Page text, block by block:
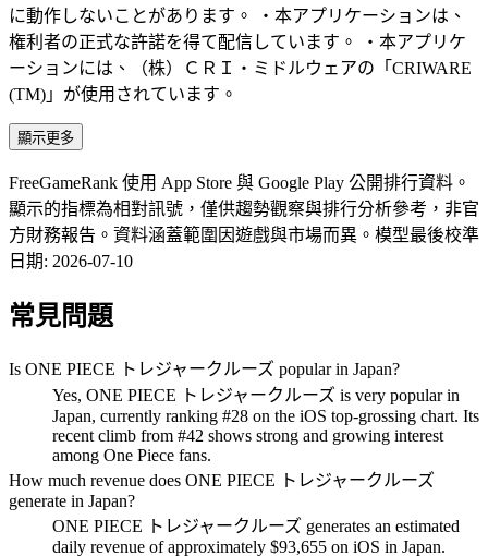
に動作しないことがあります。 ・本アプリケーションは、
権利者の正式な許諾を得て配信しています。 ・本アプリケ
ーションには、（株）ＣＲＩ・ミドルウェアの「CRIWARE
(TM)」が使用されています。
顯示更多
FreeGameRank 使用 App Store 與 Google Play 公開排行資料。
顯示的指標為相對訊號，僅供趨勢觀察與排行分析參考，非官
方財務報告。資料涵蓋範圍因遊戲與市場而異。 模型最後校準
日期: 2026-07-10
常見問題
Is ONE PIECE トレジャークルーズ popular in Japan?
Yes, ONE PIECE トレジャークルーズ is very popular in
Japan, currently ranking #28 on the iOS top-grossing chart. Its
recent climb from #42 shows strong and growing interest
among One Piece fans.
How much revenue does ONE PIECE トレジャークルーズ
generate in Japan?
ONE PIECE トレジャークルーズ generates an estimated
daily revenue of approximately $93,655 on iOS in Japan.